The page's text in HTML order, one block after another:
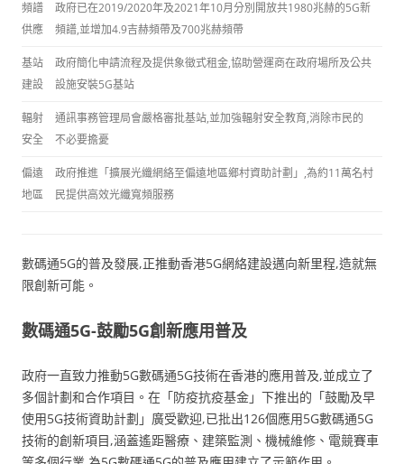
頻譜
供應
政府已在2019/2020年及2021年10月分別開放共1980兆赫的5G新
頻譜,並增加4.9吉赫頻帶及700兆赫頻帶
基站
建設
政府簡化申請流程及提供象徵式租金,協助營運商在政府場所及公共
設施安裝5G基站
輻射
安全
通訊事務管理局會嚴格審批基站,並加強輻射安全教育,消除市民的
不必要擔憂
偏遠
地區
政府推進「擴展光纖網絡至偏遠地區鄉村資助計劃」,為約11萬名村
民提供高效光纖寬頻服務
數碼通5G的普及發展,正推動香港5G網絡建設邁向新里程,造就無
限創新可能。
數碼通5G-鼓勵5G創新應用普及
政府一直致力推動5G數碼通5G技術在香港的應用普及,並成立了
多個計劃和合作項目。在「防疫抗疫基金」下推出的「鼓勵及早
使用5G技術資助計劃」廣受歡迎,已批出126個應用5G數碼通5G
技術的創新項目,涵蓋遙距醫療、建築監測、機械維修、電競賽車